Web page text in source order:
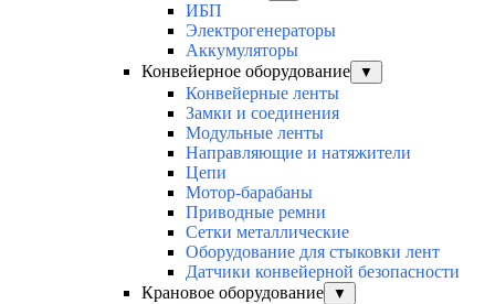
ИБП
Электрогенераторы
Аккумуляторы
Конвейерное оборудование
▼
Конвейерные ленты
Замки и соединения
Модульные ленты
Направляющие и натяжители
Цепи
Мотор-барабаны
Приводные ремни
Сетки металлические
Оборудование для стыковки лент
Датчики конвейерной безопасности
Крановое оборудование
▼